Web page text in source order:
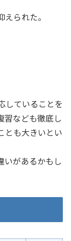
られた。
していることを
習なども徹底し
とも大きいとい
いがあるかもし